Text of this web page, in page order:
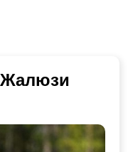
Жалюзи